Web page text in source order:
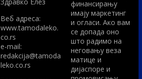
Здравко Елез
Вeб адреса:
www.tamodaleko.
co.rs
e-mail:
redakcija@tamoda
leko.co.rs
финансирању
имају маркетинг
и огласи. Ако вам
се допада оно
што радимо на
неговању веза
матице и
дијаспоре и